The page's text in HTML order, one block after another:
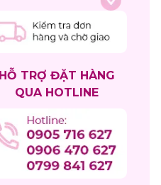
HỖ TRỢ ĐẶT HÀNG
QUA HOTLINE